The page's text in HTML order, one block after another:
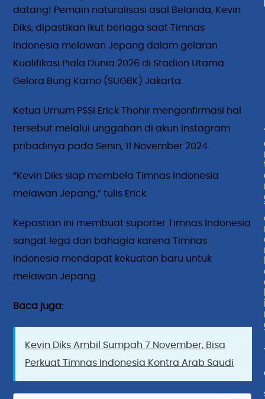
datang! Pemain naturalisasi asal Belanda, Kevin
Diks, dipastikan ikut berlaga saat Timnas
Indonesia melawan Jepang dalam gelaran
Kualifikasi Piala Dunia 2026 di Stadion Utama
Gelora Bung Karno (SUGBK) Jakarta.
Ketua Umum PSSI Erick Thohir mengonfirmasi hal
tersebut melalui unggahan di akun Instagram
pribadinya pada Senin, 11 November 2024.
“Kevin Diks siap membela Timnas Indonesia
melawan Jepang,” tulis Erick.
Kepastian ini membuat suporter Timnas Indonesia
sangat lega dan bahagia karena Timnas
Indonesia mendapat kekuatan baru untuk
melawan Jepang.
Baca juga:
Kevin Diks Ambil Sumpah 7 November, Bisa
Perkuat Timnas Indonesia Kontra Arab Saudi